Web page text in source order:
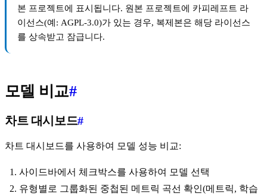
본 프로젝트에 표시됩니다. 원본 프로젝트에 카피레프트 라
이선스(예: AGPL-3.0)가 있는 경우, 복제본은 해당 라이선스
를 상속받고 잠급니다.
모델 비교#
차트 대시보드#
차트 대시보드를 사용하여 모델 성능 비교:
사이드바에서 체크박스를 사용하여 모델 선택
유형별로 그룹화된 중첩된 메트릭 곡선 확인(메트릭, 학습